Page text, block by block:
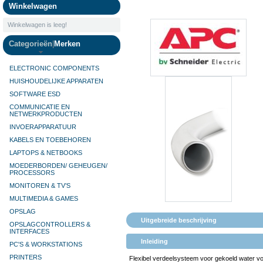
Winkelwagen
Winkelwagen is leeg!
Categorieën Merken
ELECTRONIC COMPONENTS
HUISHOUDELIJKE APPARATEN
SOFTWARE ESD
COMMUNICATIE EN
NETWERKPRODUCTEN
INVOERAPPARATUUR
KABELS EN TOEBEHOREN
LAPTOPS & NETBOOKS
MOEDERBORDEN/ GEHEUGEN/
PROCESSORS
MONITOREN & TV’S
MULTIMEDIA & GAMES
OPSLAG
OPSLAGCONTROLLERS &
INTERFACES
PC'S & WORKSTATIONS
PRINTERS
Uitgebreide beschrijving
Inleiding
Flexibel verdeelsysteem voor gekoeld water